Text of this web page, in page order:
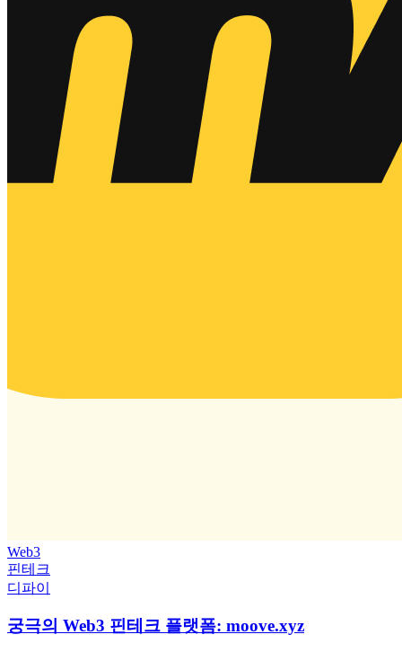
Web3
핀테크
디파이
궁극의 Web3 핀테크 플랫폼: moove.xyz